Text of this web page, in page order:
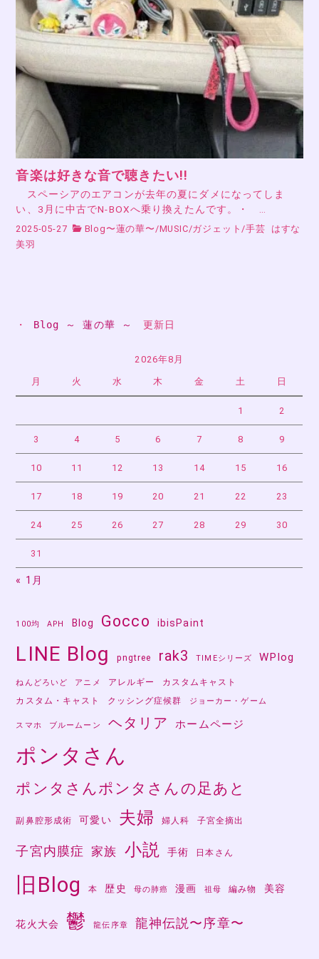
音楽は好きな音で聴きたい!!
スペーシアのエアコンが去年の夏にダメになってしま
い、3月に中古でN-BOXへ乗り換えたんです。・ …
2025-05-27 Blog〜蓮の華〜/MUSIC/ガジェット/手芸
はすな
美羽
・ Blog ～ 蓮の華 ～ 更新日
2026年8月
月 火 水 木 金 土 日
1 2
3 4 5 6 7 8 9
10 11 12 13 14 15 16
17 18 19 20 21 22 23
24 25 26 27 28 29 30
31
« 1月
100均 APH Blog Gocco ibisPaint
LINE Blog pngtree rak3 TIMEシリーズ WPlog
ねんどろいど アニメ アレルギー
カスタムキャスト
カスタム・キャスト
クッシング症候群 ジョーカー・ゲーム
スマホ ブルームーン ヘタリア ホームページ
ポンタさん
ポンタさんポンタさんの足あと
副鼻腔形成術 可愛い 夫婦 婦人科 子宮全摘出
子宮内膜症 家族 小説 手術 日本さん
旧Blog 本 歴史 母の肺癌 漫画 祖母 編み物 美容
花火大会 鬱 龍伝序章 龍神伝説〜序章〜